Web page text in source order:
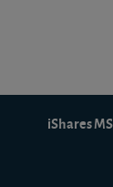
iShares